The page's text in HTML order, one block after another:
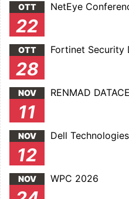
OTT
22
NetEye
OTT
28
Fortinet Security
NOV
11
RENMAD
NOV
12
Dell
NOV WPC 2026